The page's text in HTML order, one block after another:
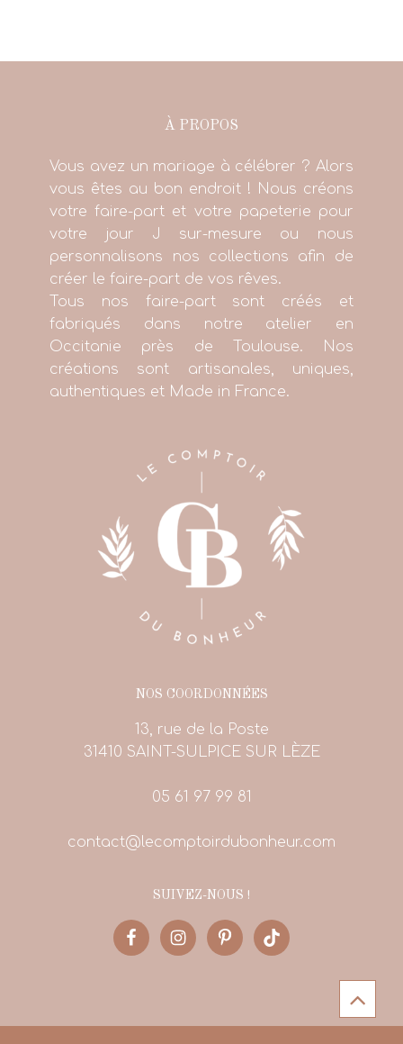
À PROPOS
Vous avez un mariage à célébrer ? Alors
vous êtes au bon endroit ! Nous créons
votre faire-part et votre papeterie pour
votre jour J sur-mesure ou nous
personnalisons nos collections afin de
créer le faire-part de vos rêves.
Tous nos faire-part sont créés et
fabriqués dans notre atelier en
Occitanie près de Toulouse. Nos
créations sont artisanales, uniques,
authentiques et Made in France.
NOS COORDONNÉES
13, rue de la Poste
31410 SAINT-SULPICE SUR LÈZE
05 61 97 99 81
contact@lecomptoirdubonheur.com
SUIVEZ-NOUS !